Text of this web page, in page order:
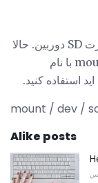
این باعث می شود نقطه ی جدید یابی برای کارت SD دوربین. حالا
شما می توانید از "/ mnt / SD" در فرمان mount با نام
mount / dev /
Alike posts